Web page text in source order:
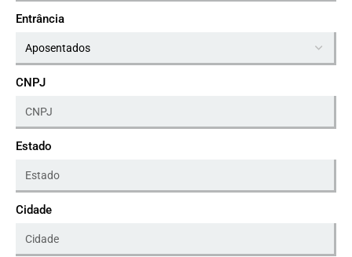
Entrância
CNPJ
Estado
Cidade